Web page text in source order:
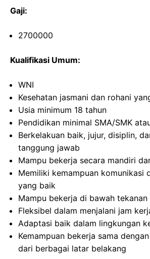
Gaji:
2700000
Kualifikasi Umum:
WNI
Kesehatan jasmani dan rohani
Usia minimum 18 tahun
Pendidikan minimal SMA/SMK
Berkelakuan baik, jujur, disiplin,
tanggung jawab
Mampu bekerja secara mandiri
Memiliki kemampuan komunikasi
yang baik
Mampu bekerja di bawah tekanan
Fleksibel dalam menjalani jam
Adaptasi baik dalam lingkungan
Kemampuan bekerja sama
dari berbagai latar belakang